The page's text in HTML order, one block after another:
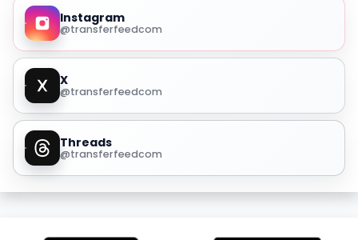
Instagram
@transferfeedcom
X
@transferfeedcom
Threads
@transferfeedcom